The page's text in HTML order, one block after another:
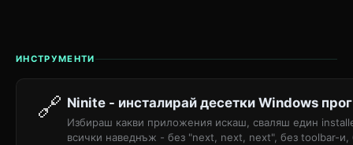
ИНСТРУМЕНТИ
🔗 Ninite - инсталирай десетки Windows
Избираш какви приложения искаш, сваляш един
всички наведнъж - без "next, next, next", без toolbar-и,